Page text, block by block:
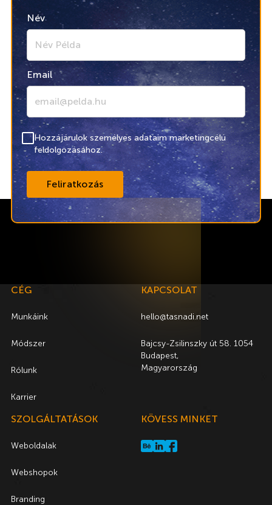
Név
Email
Hozzájárulok személyes adataim marketingcélú
feldolgozásához.
SZOLGÁLTATÁSOK
Weboldalak
Webshopok
Branding
CÉG
Munkáink
Módszer
Rólunk
Karrier
KAPCSOLAT
hello@tasnadi.net
Bajcsy-Zsilinszky út 58. 1054
Budapest,
Magyarország
KÖVESS MINKET